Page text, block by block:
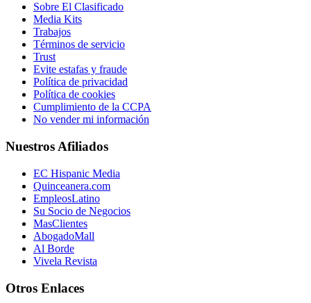
Sobre El Clasificado
Media Kits
Trabajos
Términos de servicio
Trust
Evite estafas y fraude
Política de privacidad
Política de cookies
Cumplimiento de la CCPA
No vender mi información
Nuestros Afiliados
EC Hispanic Media
Quinceanera.com
EmpleosLatino
Su Socio de Negocios
MasClientes
AbogadoMall
Al Borde
Vivela Revista
Otros Enlaces